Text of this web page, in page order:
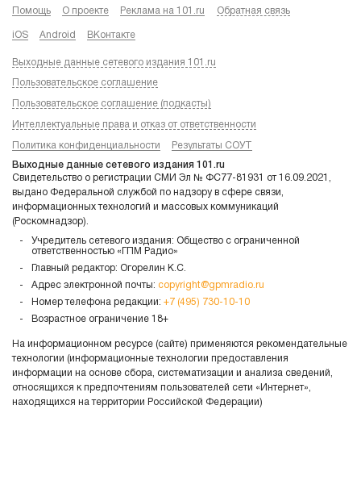
Помощь О проекте Реклама на 101.ru Обратная связь
iOS Android ВКонтакте
Выходные данные сетевого издания 101.ru
Пользовательское соглашение
Пользовательское соглашение (подкасты)
Интеллектуальные права и отказ от ответственности
Политика конфиденциальности Результаты СОУТ
Выходные данные сетевого издания 101.ru
Свидетельство о регистрации СМИ Эл № ФС77-81931 от 16.09.2021,
выдано Федеральной службой по надзору в сфере связи,
информационных технологий и массовых коммуникаций
(Роскомнадзор).
Учредитель сетевого издания: Общество с ограниченной
ответственностью «ГПМ Радио»
Главный редактор: Огорелин К.С.
Адрес электронной почты: copyright@gpmradio.ru
Номер телефона редакции: +7 (495) 730-10-10
Возрастное ограничение 18+
На информационном ресурсе (сайте) применяются рекомендательные
технологии (информационные технологии предоставления
информации на основе сбора, систематизации и анализа сведений,
относящихся к предпочтениям пользователей сети «Интернет»,
находящихся на территории Российской Федерации)